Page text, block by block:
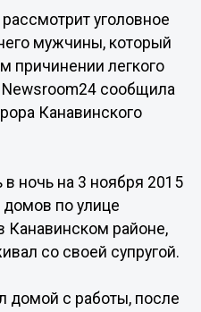
уголовное
мужчины, который
причинении легкого
сообщила
Канавинского
ночь на 3 ноября 2015
домов по улице
Канавинском районе,
со своей супругой.
с работы, после